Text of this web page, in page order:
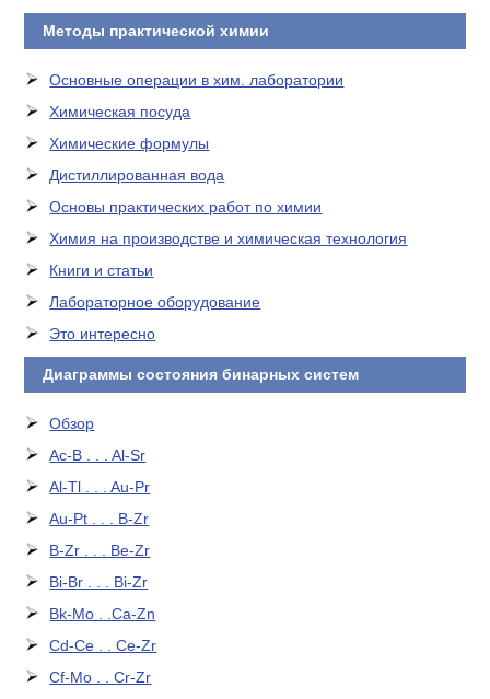
Методы практической химии
Основные операции в хим. лаборатории
Химическая посуда
Химические формулы
Дистиллированная вода
Основы практических работ по химии
Химия на производстве и химическая технология
Книги и статьи
Лабораторное оборудование
Это интересно
Диаграммы состояния бинарных систем
Обзор
Ac-B . . . Al-Sr
Al-Tl . . . Au-Pr
Au-Pt . . . B-Zr
B-Zr . . . Be-Zr
Bi-Br . . . Bi-Zr
Bk-Mo . .Ca-Zn
Cd-Ce . . Ce-Zr
Cf-Mo . . Cr-Zr